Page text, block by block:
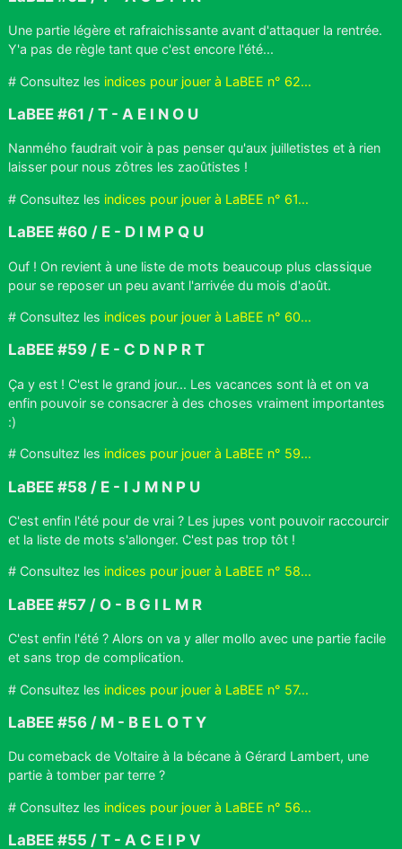
Une partie légère et rafraichissante avant d'attaquer la rentrée.
Y'a pas de règle tant que c'est encore l'été...
# Consultez les indices pour jouer à LaBEE n° 62...
LaBEE #61 / T - A E I N O U
Nanmého faudrait voir à pas penser qu'aux juilletistes et à rien
laisser pour nous zôtres les zaoûtistes !
# Consultez les indices pour jouer à LaBEE n° 61...
LaBEE #60 / E - D I M P Q U
Ouf ! On revient à une liste de mots beaucoup plus classique
pour se reposer un peu avant l'arrivée du mois d'août.
# Consultez les indices pour jouer à LaBEE n° 60...
LaBEE #59 / E - C D N P R T
Ça y est ! C'est le grand jour... Les vacances sont là et on va
enfin pouvoir se consacrer à des choses vraiment importantes
:)
# Consultez les indices pour jouer à LaBEE n° 59...
LaBEE #58 / E - I J M N P U
C'est enfin l'été pour de vrai ? Les jupes vont pouvoir raccourcir
et la liste de mots s'allonger. C'est pas trop tôt !
# Consultez les indices pour jouer à LaBEE n° 58...
LaBEE #57 / O - B G I L M R
C'est enfin l'été ? Alors on va y aller mollo avec une partie facile
et sans trop de complication.
# Consultez les indices pour jouer à LaBEE n° 57...
LaBEE #56 / M - B E L O T Y
Du comeback de Voltaire à la bécane à Gérard Lambert, une
partie à tomber par terre ?
# Consultez les indices pour jouer à LaBEE n° 56...
LaBEE #55 / T - A C E I P V